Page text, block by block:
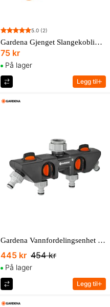
5.0 (2)
Gardena Gjenget Slangekobling 26,5 Mm (3/4")
75 kr
På lager
Legg til
Gardena Vannfordelingsenhet Med Fire Kanaler
445 kr 454 kr
På lager
Legg til